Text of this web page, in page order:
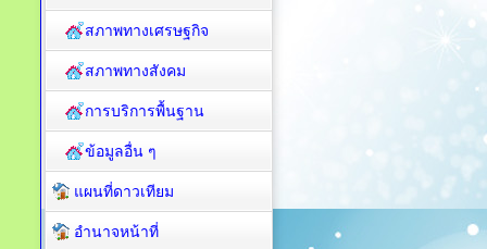
สภาพทางเศรษฐกิจ
สภาพทางสังคม
การบริการพื้นฐาน
ข้อมูลอื่น ๆ
แผนที่ดาวเทียม
อำนาจหน้าที่